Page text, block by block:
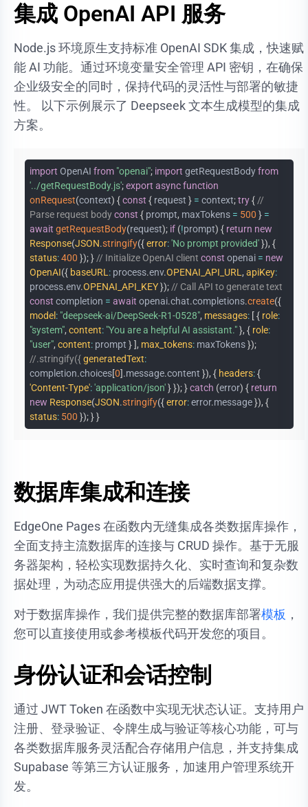
集成 OpenAI API 服务
Node.js 环境原生支持标准 OpenAI SDK 集成，快速赋
能 AI 功能。通过环境变量安全管理 API 密钥，在确保
企业级安全的同时，保持代码的灵活性与部署的敏捷
性。 以下示例展示了 Deepseek 文本生成模型的集成
方案。
import OpenAI from "openai"; import getRequestBodyfrom
'../getRequestBody.js';export asyncfunction
onRequest(context) {const { request } = context;try{//
Parse request bodyconst { prompt, maxTokens = 500 } =
await getRequestBody(request); if (!prompt) { return new
Response(JSON.stringify({error:'No prompt provided'}), {
status:400 });}// Initialize OpenAI client const openai = new
OpenAI({ baseURL: process.env.OPENAI_API_URL, apiKey:
process.env.OPENAI_API_KEY});// Call API to generate text
const completion = await openai.chat.completions.create({
model : "deepseek-ai/DeepSeek-R1-0528", messages: [{ role:
"system", content: "You are a helpful AI assistant."}, { role:
"user", content: prompt }], max_tokens: maxTokens});
//.stringify({generatedText:
completion.choices[0].message.content }), { headers:{
'Content-Type':'application/json'}});}catch (error) { return
new Response(JSON.stringify({error:error.message}), {
status: 500 });}}
数据库集成和连接
EdgeOne Pages 在函数内无缝集成各类数据库操作，
全面支持主流数据库的连接与 CRUD 操作。基于无服
务器架构，轻松实现数据持久化、实时查询和复杂数
据处理，为动态应用提供强大的后端数据支撑。
对于数据库操作，我们提供完整的数据库部署模板 ，
您可以直接使用或参考模板代码开发您的项目。
身份认证和会话控制
通过 JWT Token 在函数中实现无状态认证。支持用户
注册、登录验证、令牌生成与验证等核心功能，可与
各类数据库服务灵活配合存储用户信息，并支持集成
Supabase 等第三方认证服务，加速用户管理系统开
发。